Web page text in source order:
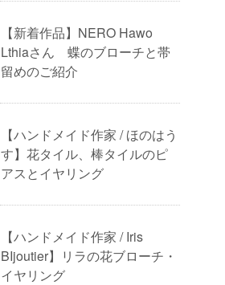
【新着作品】NERO Hawo
Lthiaさん 蝶のブローチと帯
留めのご紹介
【ハンドメイド作家 / ほのはう
す】花タイル、棒タイルのピ
アスとイヤリング
【ハンドメイド作家 / Iris
BIjoutier】リラの花ブローチ・
イヤリング